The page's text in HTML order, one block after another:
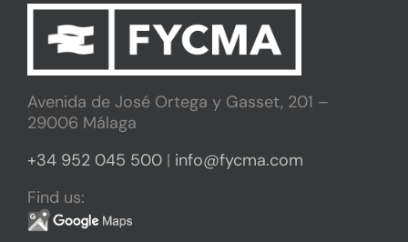
Avenida de José Ortega y Gasset, 201 –
29006 Málaga
+34 952 045 500 | info@fycma.com
Find us: